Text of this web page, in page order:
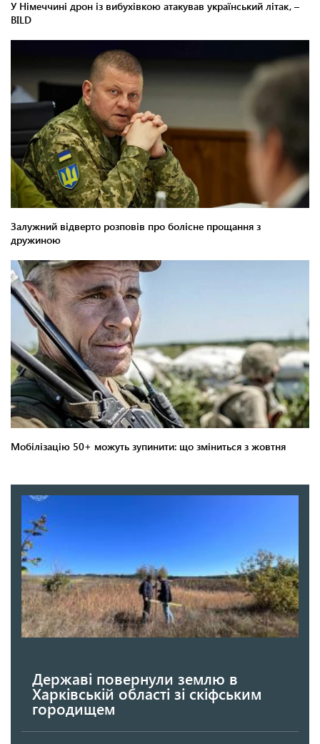
Державі повернули землю в
Харківській області зі скіфським
городищем